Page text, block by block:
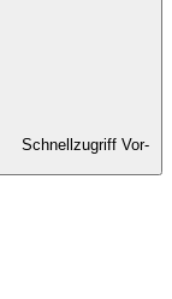
Schnellzugriff Vor-